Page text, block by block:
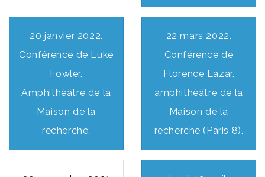
20 janvier 2022.
Conférence de Luke
Fowler.
Amphithéâtre de la
Maison de la
recherche.
22 mars 2022.
Conférence de
Florence Lazar.
amphithéâtre de la
Maison de la
recherche (Paris 8).